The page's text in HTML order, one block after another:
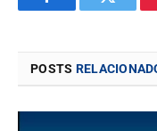
FacebookTwitter
POSTS